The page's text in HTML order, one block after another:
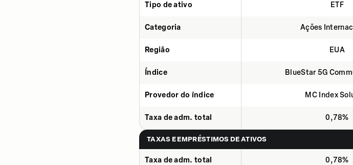
Tipo de ativo ETF
Categoria Ações
Região EUA
Índice BlueStar 5G
Provedor do índice MC Index
Taxa de adm. total 0,78%
TAXAS E EMPRÉSTIMOS DE ATIVOS
Taxa de adm. total 0,78%